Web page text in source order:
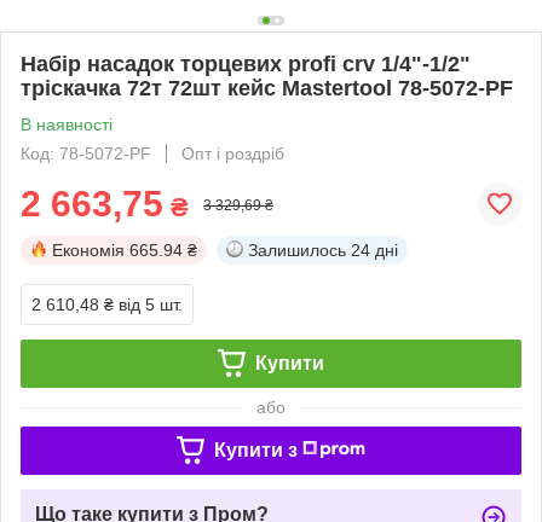
Набір насадок торцевих profi crv 1/4"-1/2"
тріскачка 72т 72шт кейс Mastertool 78-5072-PF
В наявності
Код: 78-5072-PF
Опт і роздріб
2 663,75 ₴ 3 329,69 ₴
Економія 665.94 ₴ Залишилось 24 дні
2 610,48 ₴ від 5 шт.
Купити
або
Купити з
Що таке купити з Пром?